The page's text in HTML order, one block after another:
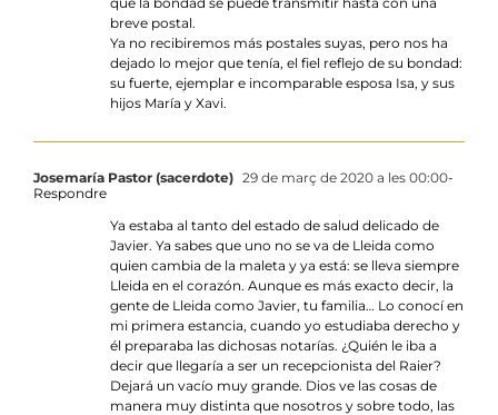
breve postal.
Ya no recibiremos más postales suyas, pero nos ha
dejado lo mejor que tenía, el fiel reflejo de su bondad:
su fuerte, ejemplar e incomparable esposa Isa, y sus
hijos María y Xavi.
Josemaría Pastor (sacerdote) 29 de març de 2020 a les 00:00-
Respondre
Ya estaba al tanto del estado de salud delicado de
Javier. Ya sabes que uno no se va de Lleida como
quien cambia de la maleta y ya está: se lleva siempre
Lleida en el corazón. Aunque es más exacto decir, la
gente de Lleida como Javier, tu familia… Lo conocí en
mi primera estancia, cuando yo estudiaba derecho y
él preparaba las dichosas notarías. ¿Quién le iba a
decir que llegaría a ser un recepcionista del Raier?
Dejará un vacío muy grande. Dios ve las cosas de
manera muy distinta que nosotros y sobre todo, las